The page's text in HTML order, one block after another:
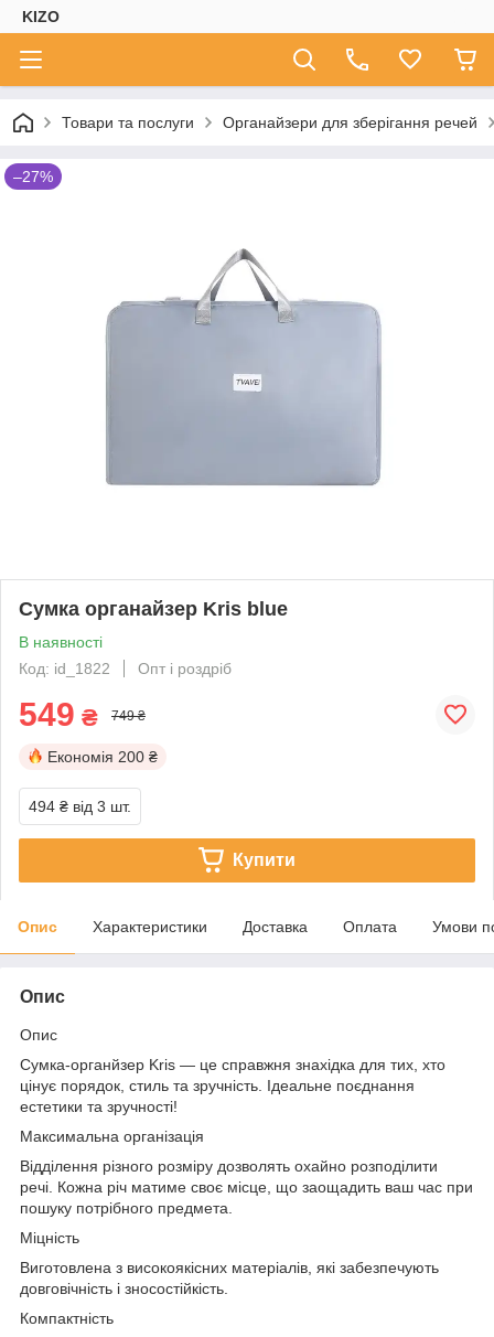
KIZO
Товари та послуги Органайзери для зберігання речей
–27%
Сумка органайзер Kris blue
В наявності
Код: id_1822
Опт і роздріб
549 ₴ 749 ₴
Економія 200 ₴
494 ₴ від 3 шт.
Купити
Опис Характеристики Доставка Оплата Умови
Опис
Опис
Сумка-органйзер Kris — це справжня знахідка для тих, хто
цінує порядок, стиль та зручність. Ідеальне поєднання
естетики та зручності!
Максимальна організація
Відділення різного розміру дозволять охайно розподілити
речі. Кожна річ матиме своє місце, що заощадить ваш час при
пошуку потрібного предмета.
Міцність
Виготовлена з високоякісних матеріалів, які забезпечують
довговічність і зносостійкість.
Компактність